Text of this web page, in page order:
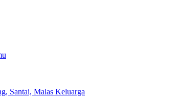
Santai, Malas Keluarga